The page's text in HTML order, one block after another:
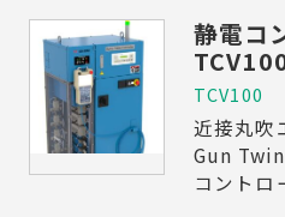
静電コ
TCV100
近接丸吹
Gun
コントロ